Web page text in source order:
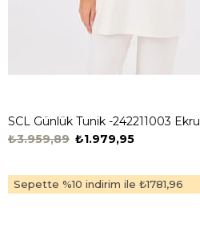
SCL Günlük Tunik -242211003 Ekru
₺1.979,95
₺3.959,89
Sepette %10 indirim ile ₺1781,96